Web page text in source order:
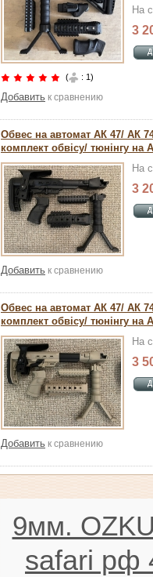
( : 1)
Добавить к сравнению
На
3
Обвес на автомат АК 47/ АК
комплект обвісу/ тюнінгу на
Добавить к сравнению
На
3
Обвес на автомат АК 47/ АК
комплект обвісу/ тюнінгу на
Добавить к сравнению
На
3
9мм.
safari рф